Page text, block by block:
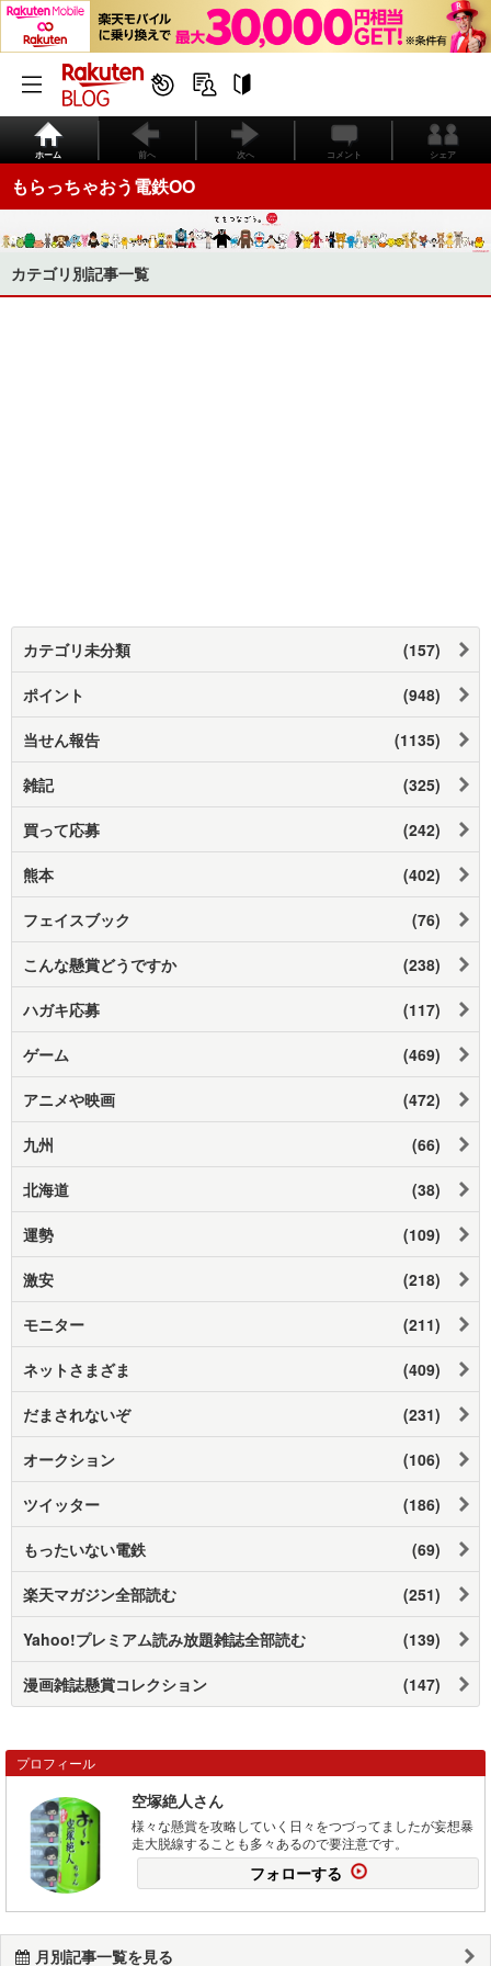
ホーム 前へ 次へ コメント シェア
もらっちゃおう電鉄OO
カテゴリ別記事一覧
カテゴリ未分類 (157)
ポイント (948)
当せん報告 (1135)
雑記 (325)
買って応募 (242)
熊本 (402)
フェイスブック (76)
こんな懸賞どうですか (238)
ハガキ応募 (117)
ゲーム (469)
アニメや映画 (472)
九州 (66)
北海道 (38)
運勢 (109)
激安 (218)
モニター (211)
ネットさまざま (409)
だまされないぞ (231)
オークション (106)
ツイッター (186)
もったいない電鉄 (69)
楽天マガジン全部読む (251)
Yahoo!プレミアム読み放題雑誌全部読む (139)
漫画雑誌懸賞コレクション (147)
プロフィール
空塚絶人さん
様々な懸賞を攻略していく日々をつづってましたが妄想暴
走大脱線することも多々あるので要注意です。
フォローする
月別記事一覧を見る